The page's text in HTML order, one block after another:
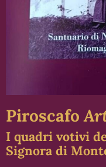
Piroscafo
I quadri votivi
Signora di